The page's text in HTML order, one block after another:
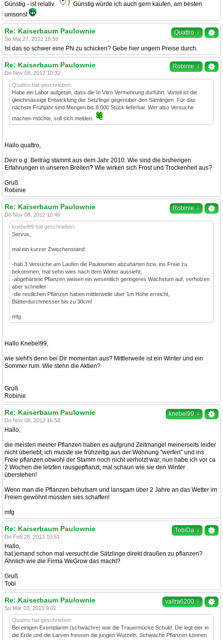
Günstig - ist relativ
Günstig würde ich auch gern kaufen, am besten
umsonst
Quattro ↓
Re: Kaiserbaum Paulownie
So Mai 27, 2012 18:59
Ist das so schwer eine PN zu schicken? Gebe hier ungern Preise durch.
Robinie ↓
Re: Kaiserbaum Paulownie
Do Nov 08, 2012 10:32
Quattro hat geschrieben:
Habe ein Labor aufgetan, dass die In Vitro Vermehrung durführt. Vorteil ist die
gleichmässige Entwicklung der Setzlinge gegenüber den Sämlingen. Für das
nächste Frühjahr sind Mengen bis 8.000 Stück lieferbar. Wer also Versuche
machen möchte, soll sich melden.
Hallo quattro,
Dein o.g. Beitrag stammt aus dem Jahr 2010. Wie sind die bisherigen
Erfahrungen in unseren Breiten? Wie wirken sich Frost und Trockenheit aus?
Gruß
Robinie
Robinie ↓
Re: Kaiserbaum Paulownie
Do Nov 08, 2012 10:49
knebel99 hat geschrieben:
Servus,
mal ein kurzer Zwischenstand:
-hab 3 Versuche am Laufen die Paulownien abzuhärten bzw. ins Freie zu
bekommen, mal sehn wies nach dem Winter aussieht;
-abgehärtete Pflanzen weisen ein wesentlich geringeres Wachstum auf, verholzen
aber schneller
-die restlichen Pflanzen haben mittlerweile über 1m Höhe erreicht,
Blätterdurchmesser bis zu 30cm!
mfg
Hallo Knebel99,
wie sieht's denn bei Dir momentan aus? Mittlerweile ist ein Winter und ein
Sommer rum. Wie stehn die Aktien?
Gruß
Robinie
knebel99 ↓
Re: Kaiserbaum Paulownie
Do Nov 08, 2012 16:58
Hallo,
die meisten meiner Pflanzen haben es aufgrund Zeitmangel meinerseits leider
nicht überlebt; ich musste sie frühzeitig aus der Wohnung "werfen" und ins
Freie pflanzen obwohl der Stamm noch nicht verholzt war; nun habe ich vor ca
2 Wochen die letzten rausgepflanzt, mal schaun wie sie den Winter
überstehen!
Wenn man die Pflanzen behutsam und lansgam über 2 Jahre an das Wetter im
Freien gewöhnt müssten sies schaffen!
mfg
TobiDa ↓
Re: Kaiserbaum Paulownie
Do Feb 28, 2013 10:51
Hallo,
hat jemand schon mal versucht die Sätzlinge direkt draußen zu pflanzen?
Ähnlich wie die Firma WeGrow das macht?
Gruß
Tobi
valtra6200 ↓
Re: Kaiserbaum Paulownie
So Mär 03, 2013 9:01
Quattro hat geschrieben:
Bei einigen Exemplaren (schwächre) war die Trauermücke Schuld. Die legt eier in
die Erde und die Larven fressen die jungen Wurzeln. Schwache Pflanzen können